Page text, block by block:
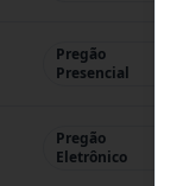
Pregão
Presencial
Pregão
Eletrônico